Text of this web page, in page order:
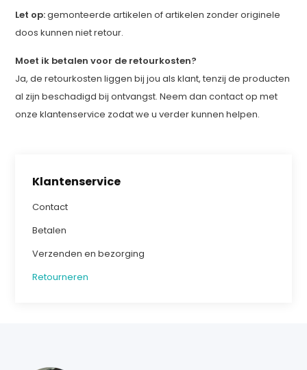
Klantenservice
Contact
Betalen
Verzenden en bezorging
Retourneren
Let op:gemonteerde artikelen of artikelen zonder originele
doos kunnen niet retour.
Moet ik betalen voor de retourkosten?
Ja, de retourkosten liggen bij jou als klant, tenzij de producten
al zijn beschadigd bij ontvangst. Neem dan contact op met
onze klantenservice zodat we u verder kunnen helpen.